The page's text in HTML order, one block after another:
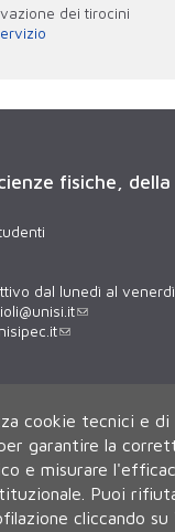
dei tirocini
fisiche, della
dal lunedì al
cookie tecnici e di
garantire la
e misurare
Puoi
cliccando su